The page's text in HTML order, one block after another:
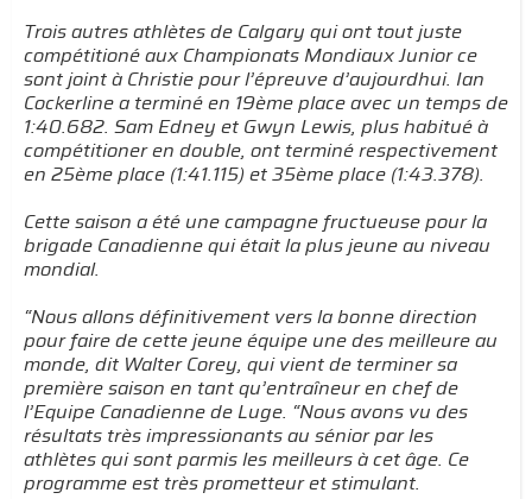
Trois autres athlètes de Calgary qui ont tout juste
compétitioné aux Championats Mondiaux Junior ce
sont joint à Christie pour l’épreuve d’aujourdhui. Ian
Cockerline a terminé en 19ème place avec un temps de
1:40.682. Sam Edney et Gwyn Lewis, plus habitué à
compétitioner en double, ont terminé respectivement
en 25ème place (1:41.115) et 35ème place (1:43.378).
Cette saison a été une campagne fructueuse pour la
brigade Canadienne qui était la plus jeune au niveau
mondial.
“Nous allons définitivement vers la bonne direction
pour faire de cette jeune équipe une des meilleure au
monde, dit Walter Corey, qui vient de terminer sa
première saison en tant qu’entraîneur en chef de
l’Equipe Canadienne de Luge. “Nous avons vu des
résultats très impressionants au sénior par les
athlètes qui sont parmis les meilleurs à cet âge. Ce
programme est très prometteur et stimulant.